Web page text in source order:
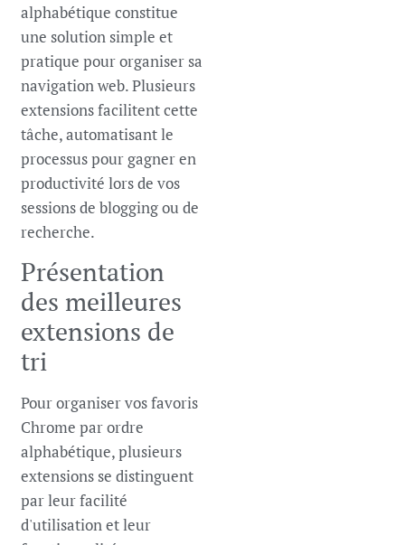
alphabétique constitue
une solution simple et
pratique pour organiser sa
navigation web. Plusieurs
extensions facilitent cette
tâche, automatisant le
processus pour gagner en
productivité lors de vos
sessions de blogging ou de
recherche.
Présentation
des meilleures
extensions de
tri
Pour organiser vos favoris
Chrome par ordre
alphabétique, plusieurs
extensions se distinguent
par leur facilité
d'utilisation et leur